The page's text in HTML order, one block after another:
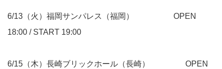
6/13（火）福岡サンパレス（福岡） OPEN
18:00 / START 19:00
6/15（木）長崎ブリックホール（長崎） OPEN